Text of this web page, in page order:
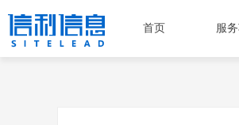
首页 服